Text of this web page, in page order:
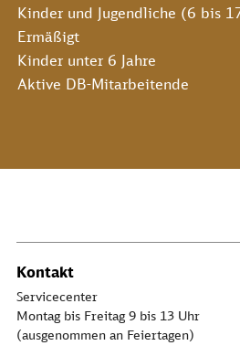
Kinder und Jugendliche (6 bis
Ermäßigt
Kinder unter 6 Jahre
Aktive DB-Mitarbeitende
Kontakt
Servicecenter
Montag bis Freitag 9 bis 13 Uhr
(ausgenommen an Feiertagen)